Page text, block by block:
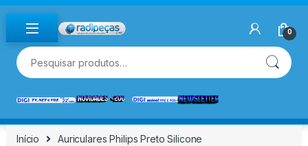
Skip to navigation
Skip to content
0
Pesquisar por:
Início Auriculares Philips Preto Silicone